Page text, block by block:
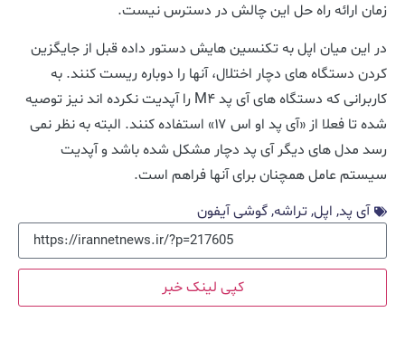
زمان ارائه راه حل این چالش در دسترس نیست.
در این میان اپل به تکنسین هایش دستور داده قبل از جایگزین
کردن دستگاه های دچار اختلال، آنها را دوباره ریست کنند. به
کاربرانی که دستگاه های آی پد M۴ را آپدیت نکرده اند نیز توصیه
شده تا فعلا از «آی پد او اس ۱۷» استفاده کنند. البته به نظر نمی
رسد مدل های دیگر آی پد دچار مشکل شده باشد و آپدیت
سیستم عامل همچنان برای آنها فراهم است.
آی پد, اپل, تراشه,گوشی آیفون
کپی لینک خبر